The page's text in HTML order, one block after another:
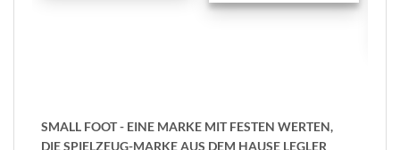
SMALL FOOT - EINE MARKE MIT FESTEN WERTEN,
DIE SPIELZEUG-MARKE AUS DEM HAUSE LEGLER